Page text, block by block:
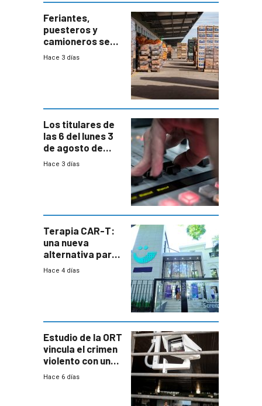
Feriantes,
puesteros y
camioneros se
movilizaron en
Hace 3 días
Los titulares de
las 6 del lunes 3
de agosto de
2026
Hace 3 días
Terapia CAR-T:
una nueva
alternativa para
niños y
Hace 4 días
Estudio de la ORT
vincula el crimen
violento con una
menor creación
Hace 6 días